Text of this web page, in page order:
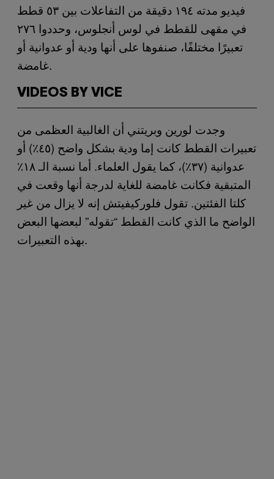
فيديو مدته ١٩٤ دقيقة من التفاعلات بين ٥٣ قطط
في مقهى للقطط في لوس أنجلوس، وحددوا ٢٧٦
تعبيرًا مختلفًا، صنفوها على أنها ودية أو عدوانية أو
غامضة.
VIDEOS BY VICE
وجدت لورين وبريتني أن الغالبية العظمى من
تعبيرات القطط كانت إما ودية بشكل واضح (٤٥٪) أو
عدوانية (٣٧٪)، كما يقول العلماء. أما نسبة الـ ١٨٪
المتبقية فكانت غامضة للغاية لدرجة أنها وقعت في
كلتا الفئتين. تقول فلوركيفيتش إنه لا يزال من غير
الواضح ما الذي كانت القطط “تقوله” لبعضها البعض
بهذه التعبيرات.